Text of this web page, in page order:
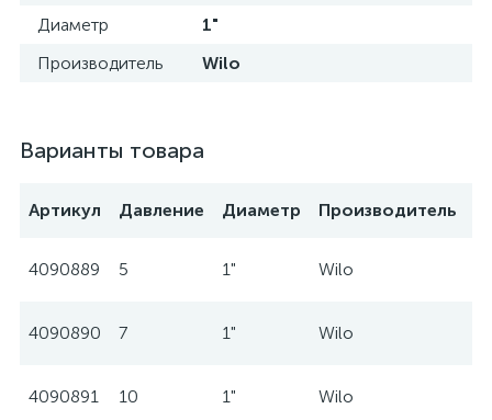
Диаметр
1"
Производитель
Wilo
Варианты товара
Артикул Давление Диаметр Производитель
4090889 5 1" Wilo
4090890 7 1" Wilo
4090891 10 1" Wilo